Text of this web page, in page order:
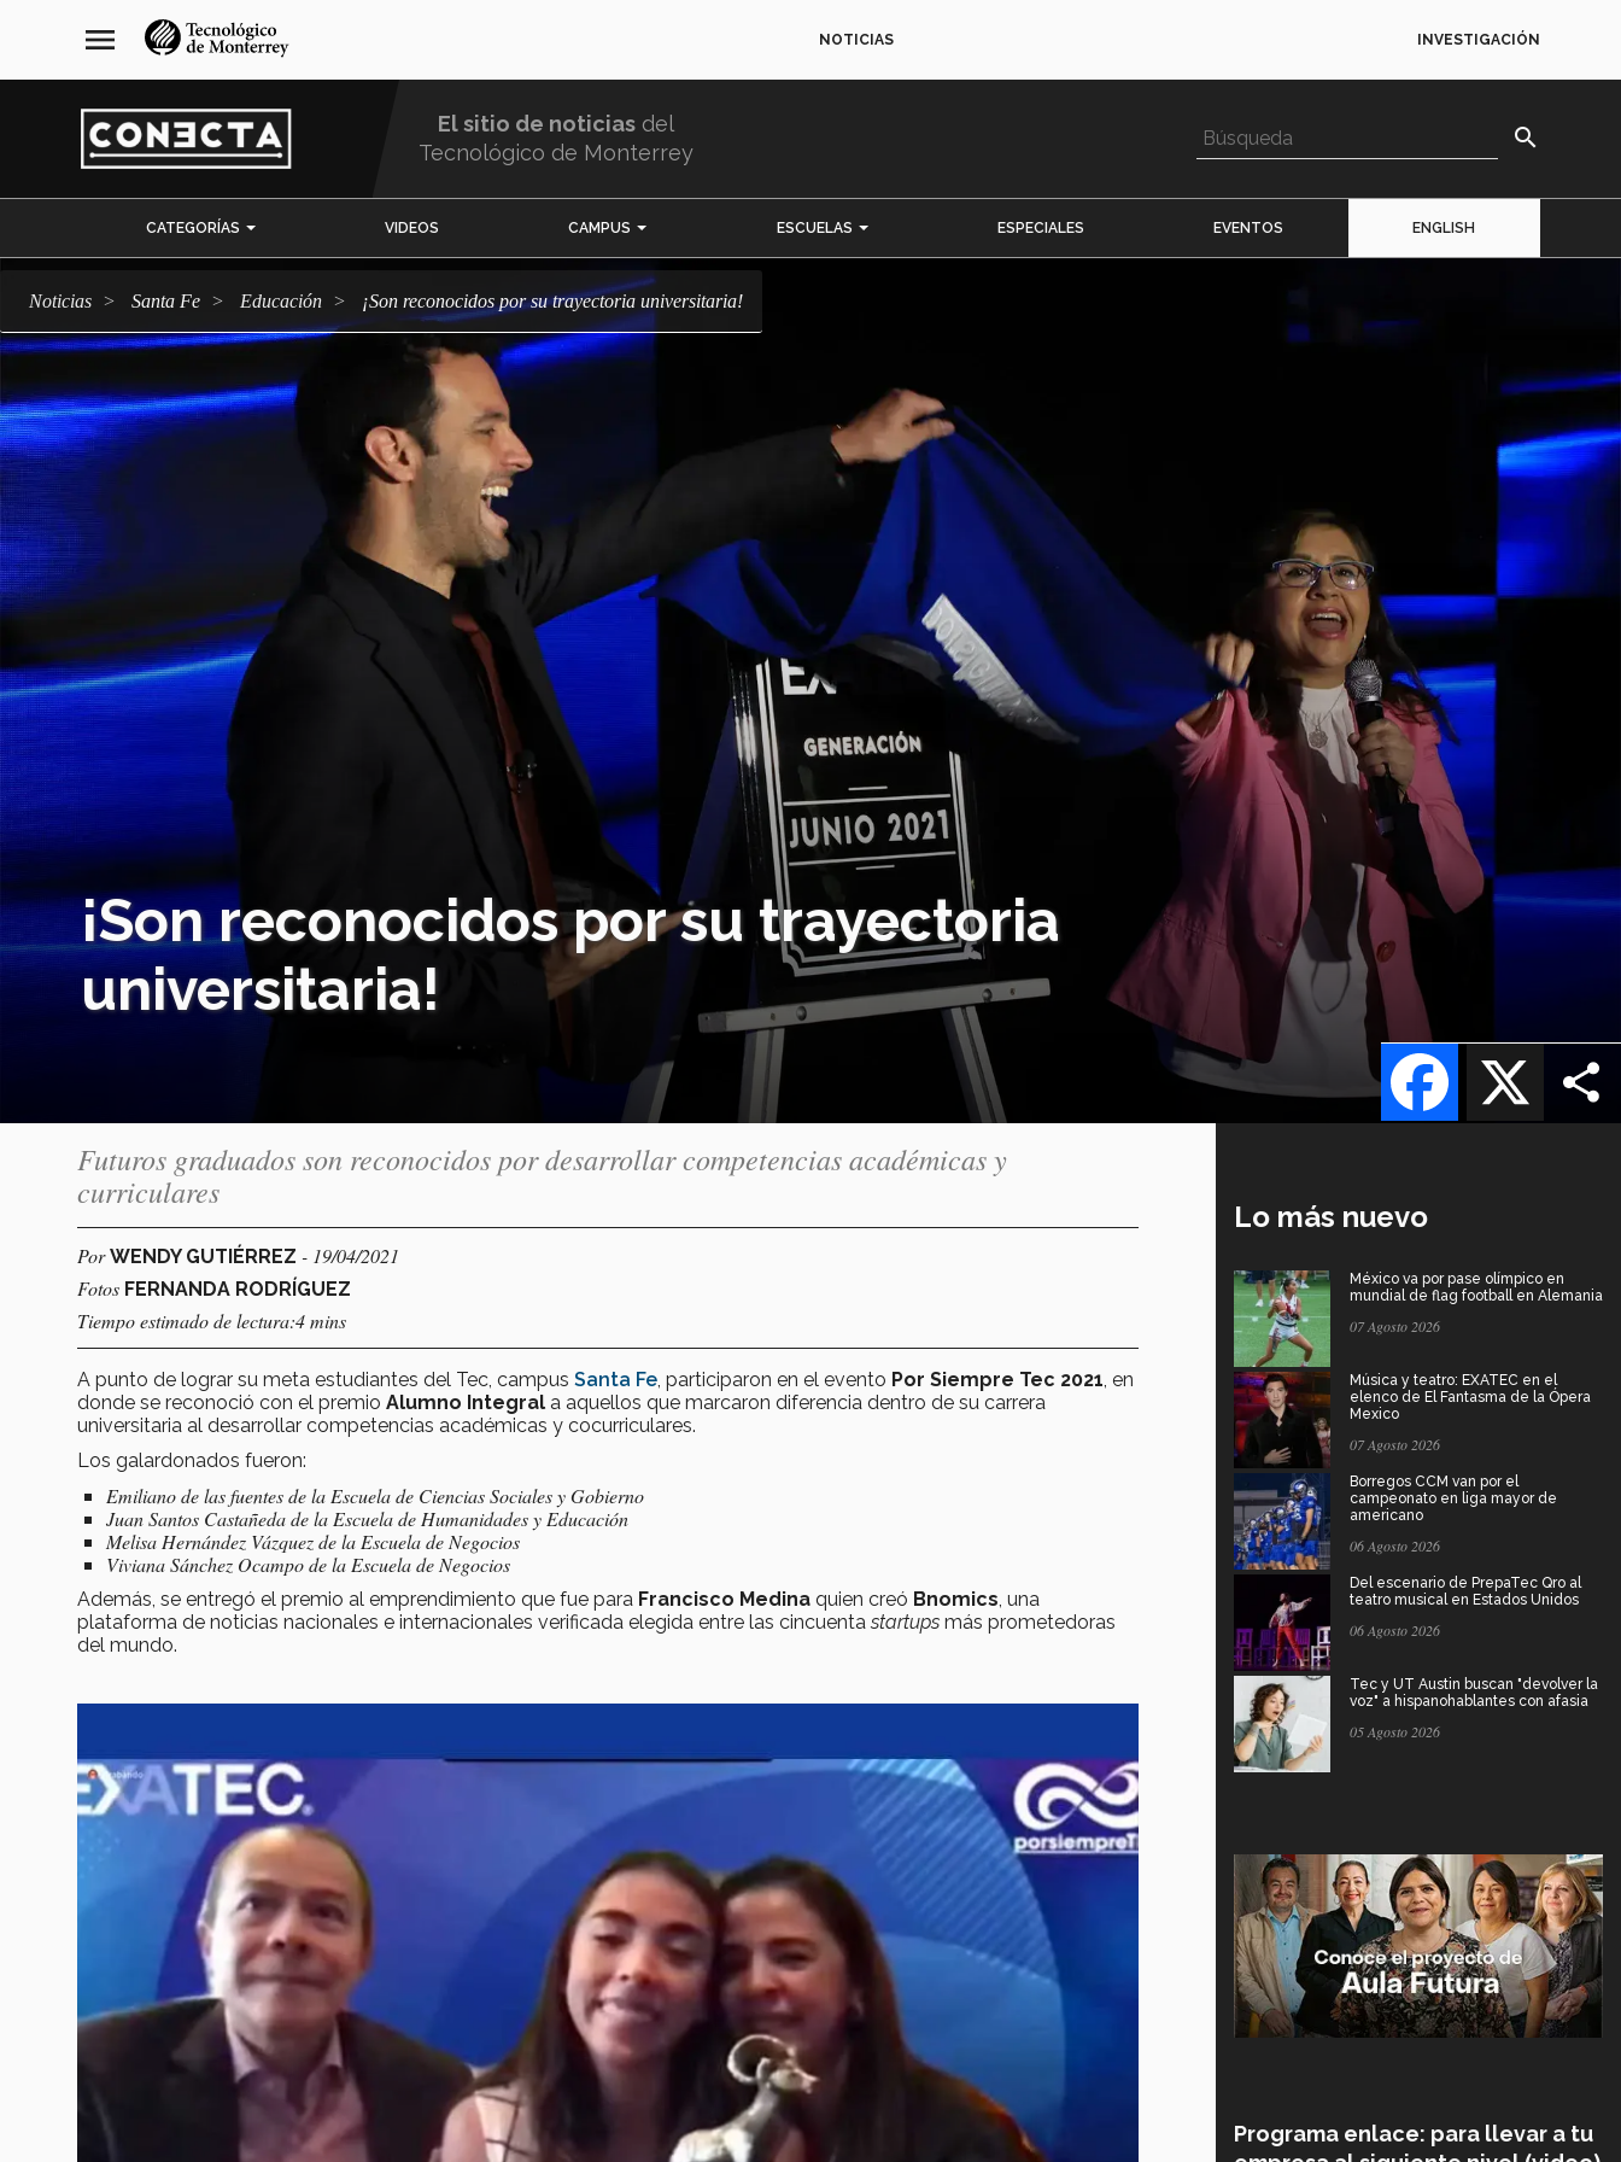
navegación
principal
menu NOTICIAS INVESTIGACIÓN
El sitio de noticias del
Tecnológico de Monterrey
search
CATEGORÍAS VIDEOS CAMPUS ESCUELAS ESPECIALES EVENTOS ENGLISH
Noticias Santa Fe Educación ¡Son reconocidos por su trayectoria universitaria!
¡Son reconocidos por su trayectoria
universitaria!
X
Facebook
Futuros graduados son reconocidos por desarrollar competencias académicas y
curriculares
PorWENDY GUTIÉRREZ - 19/04/2021
Fotos FERNANDA RODRÍGUEZ
Tiempo estimado de lectura:4 mins
A punto de lograr su meta estudiantes del Tec, campus Santa Fe , participaron en el evento Por Siempre Tec 2021 , en
donde se reconoció con el premio Alumno Integral a aquellos que marcaron diferencia dentro de su carrera
universitaria al desarrollar competencias académicas y cocurriculares.
Los galardonados fueron:
Emiliano de las fuentes de la Escuela de Ciencias Sociales y Gobierno
Juan Santos Castañeda de la Escuela de Humanidades y Educación
Melisa Hernández Vázquez de la Escuela de Negocios
Viviana Sánchez Ocampo de la Escuela de Negocios
Además, se entregó el premio al emprendimiento que fue para Francisco Medina quien creó Bnomics , una
plataforma de noticias nacionales e internacionales verificada elegida entre las cincuentastartups más prometedoras
del mundo.
Lo más nuevo
México va por pase olímpico en
mundial de flag football en Alemania
07 Agosto 2026
Música y teatro: EXATEC en el
elenco de El Fantasma de la Ópera
Mexico
07 Agosto 2026
Borregos CCM van por el
campeonato en liga mayor de
americano
06 Agosto 2026
Del escenario de PrepaTec Qro al
teatro musical en Estados Unidos
06 Agosto 2026
Tec y UT Austin buscan "devolver la
voz" a hispanohablantes con afasia
05 Agosto 2026
Programa enlace: para llevar a tu